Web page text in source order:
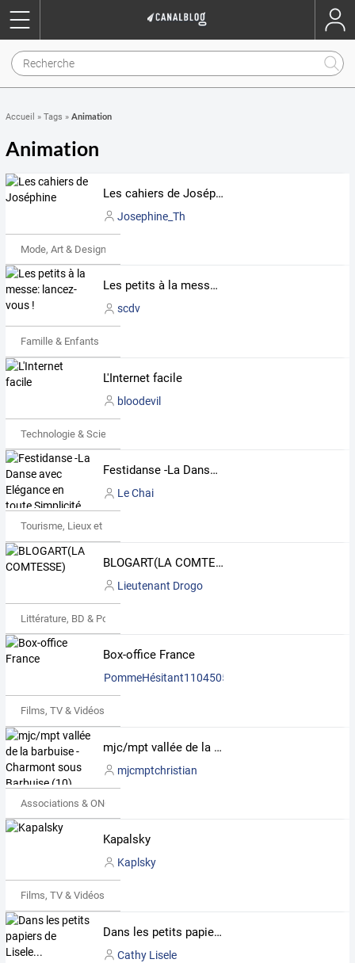
Accueil » Tags » Animation
Animation
Les cahiers de Joséphine
Josephine_Th
Mode, Art & Design
Les petits à la messe: lancez-vous !
scdv
Famille & Enfants
L'Internet facile
bloodevil
Technologie & Science
Festidanse -La Danse avec Elégance en toute Simplicité 05.47.45.81.48 rte de Ribérac
Le Chai
Tourisme, Lieux et Événements
BLOGART(LA COMTESSE)
Lieutenant Drogo
Littérature, BD & Poésie
Box-office France
PommeHésitant1104505
Films, TV & Vidéos
mjc/mpt vallée de la barbuise - Charmont sous Barbuise (10)
mjcmptchristian
Associations & ONG
Kapalsky
Kaplsky
Films, TV & Vidéos
Dans les petits papiers de Lisele...
Cathy Lisele